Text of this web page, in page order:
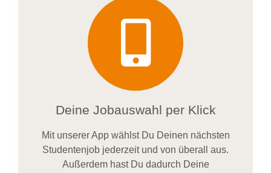
Deine Jobauswahl per Klick
Mit unserer App wählst Du Deinen nächsten
Studentenjob jederzeit und von überall aus.
Außerdem hast Du dadurch Deine